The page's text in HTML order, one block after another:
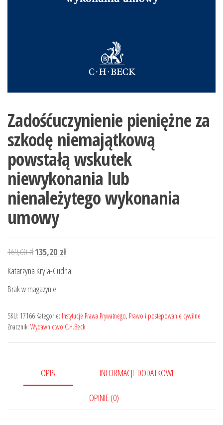
Zadośćuczynienie pieniężne za
szkodę niemajątkową
powstałą wskutek
niewykonania lub
nienależytego wykonania
umowy
169,00złPierwotna
cena
wynosiła:
169,00 zł.
135,20 złAktualna
Katarzyna Kryla-Cudna
Brak w magazynie
SKU: 17166 Kategorie: Instytucje Prawa Prywatnego, Prawo i postępowanie cywilne
Znacznik: Wydawnictwo C.H.Beck
OPIS INFORMACJE DODATKOWE
OPINIE (0)